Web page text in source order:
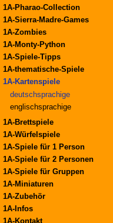
1A-Pharao-Collection
1A-Sierra-Madre-Games
1A-Zombies
1A-Monty-Python
1A-Spiele-Tipps
1A-thematische-Spiele
1A-Kartenspiele
deutschsprachige
englischsprachige
1A-Brettspiele
1A-Würfelspiele
1A-Spiele für 1 Person
1A-Spiele für 2 Personen
1A-Spiele für Gruppen
1A-Miniaturen
1A-Zubehör
1A-Infos
1A-Kontakt